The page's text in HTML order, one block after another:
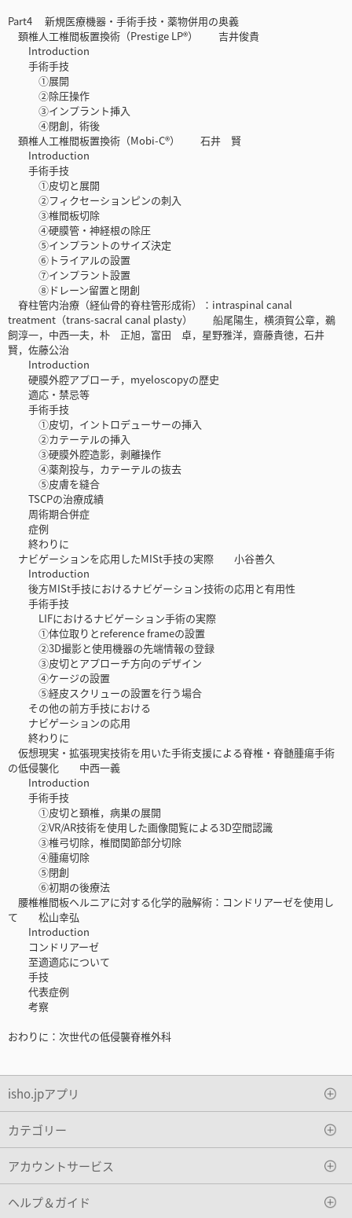
Part4 新規医療機器・手術手技・薬物併用の奥義
頚椎人工椎間板置換術（Prestige LP®） 吉井俊貴
Introduction
手術手技
①展開
②除圧操作
③インプラント挿入
④閉創，術後
頚椎人工椎間板置換術（Mobi-C®） 石井 賢
Introduction
手術手技
①皮切と展開
②フィクセーションピンの刺入
③椎間板切除
④硬膜管・神経根の除圧
⑤インプラントのサイズ決定
⑥トライアルの設置
⑦インプラント設置
⑧ドレーン留置と閉創
脊柱管内治療（経仙骨的脊柱管形成術）：intraspinal canal
treatment（trans-sacral canal plasty） 船尾陽生，横須賀公章，鵜
飼淳一，中西一夫，朴 正旭，富田 卓，星野雅洋，齋藤貴徳，石井
賢，佐藤公治
Introduction
硬膜外腔アプローチ，myeloscopyの歴史
適応・禁忌等
手術手技
①皮切，イントロデューサーの挿入
②カテーテルの挿入
③硬膜外腔造影，剥離操作
④薬剤投与，カテーテルの抜去
⑤皮膚を縫合
TSCPの治療成績
周術期合併症
症例
終わりに
ナビゲーションを応用したMISt手技の実際 小谷善久
Introduction
後方MISt手技におけるナビゲーション技術の応用と有用性
手術手技
LIFにおけるナビゲーション手術の実際
①体位取りとreference frameの設置
②3D撮影と使用機器の先端情報の登録
③皮切とアプローチ方向のデザイン
④ケージの設置
⑤経皮スクリューの設置を行う場合
その他の前方手技における
ナビゲーションの応用
終わりに
仮想現実・拡張現実技術を用いた手術支援による脊椎・脊髄腫瘍手術
の低侵襲化 中西一義
Introduction
手術手技
①皮切と頚椎，病巣の展開
②VR/AR技術を使用した画像閲覧による3D空間認識
③椎弓切除，椎間関節部分切除
④腫瘍切除
⑤閉創
⑥初期の後療法
腰椎椎間板ヘルニアに対する化学的融解術：コンドリアーゼを使用し
て 松山幸弘
Introduction
コンドリアーゼ
至適適応について
手技
代表症例
考察
おわりに：次世代の低侵襲脊椎外科
isho.jpアプリ
カテゴリー
アカウントサービス
ヘルプ＆ガイド